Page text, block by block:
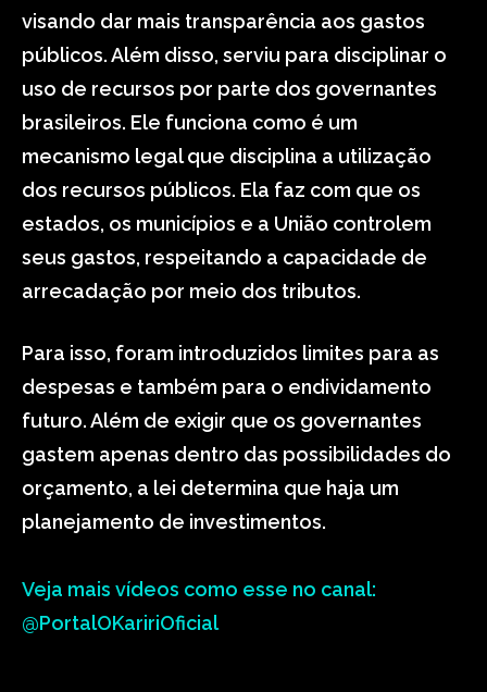
visando dar mais transparência aos gastos
públicos. Além disso, serviu para disciplinar o
uso de recursos por parte dos governantes
brasileiros. Ele funciona como é um
mecanismo legal que disciplina a utilização
dos recursos públicos. Ela faz com que os
estados, os municípios e a União controlem
seus gastos, respeitando a capacidade de
arrecadação por meio dos tributos.
Para isso, foram introduzidos limites para as
despesas e também para o endividamento
futuro. Além de exigir que os governantes
gastem apenas dentro das possibilidades do
orçamento, a lei determina que haja um
planejamento de investimentos.
Veja mais vídeos como esse no canal:
@PortalOKaririOficial